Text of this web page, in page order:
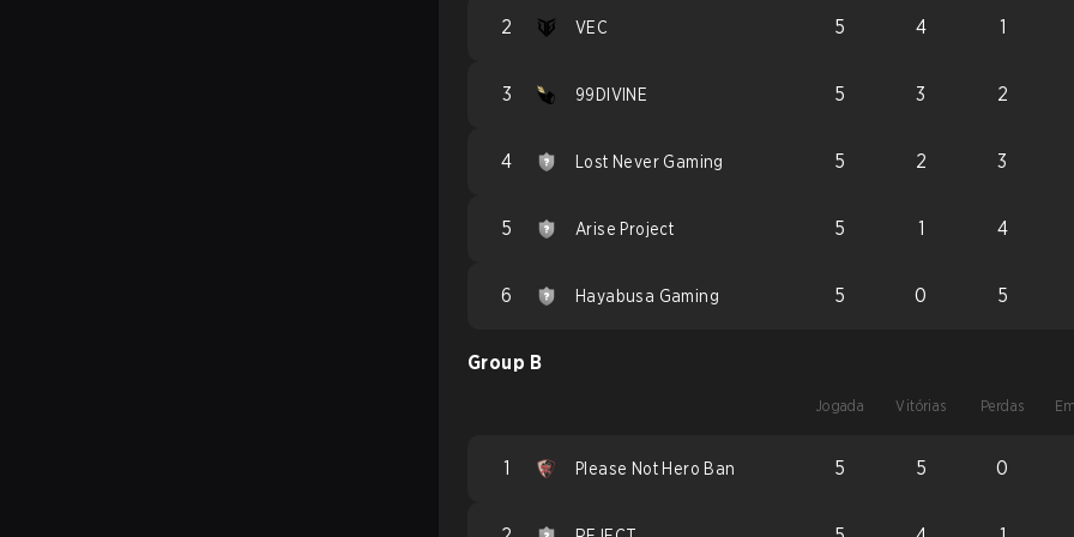
2 VEC 5 4 1
3 99DIVINE 5 3 2
4 Lost Never Gaming 5 2 3
5 Arise Project 5 1 4
6 Hayabusa Gaming 5 0 5
Group B
Jogada Vitórias Perdas
1 Please Not Hero Ban 5 5 0